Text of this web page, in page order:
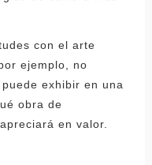
con el arte
ejemplo, no
exhibir en una
obra de
en valor.